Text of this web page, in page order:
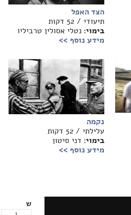
הצד האפל
תיעודי / 52 דקות
בימוי:נטלי אסולין טרביליו
מידע נוסף >>
נקמה
עלילתי / 52 דקות
בימוי: דני סיטון
מידע נוסף >>
ש